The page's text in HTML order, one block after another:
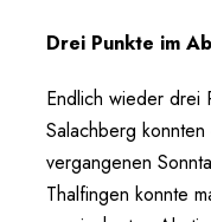
Drei Punkte im
Endlich wieder drei
Salachberg
vergangenen
Thalfingen konnte